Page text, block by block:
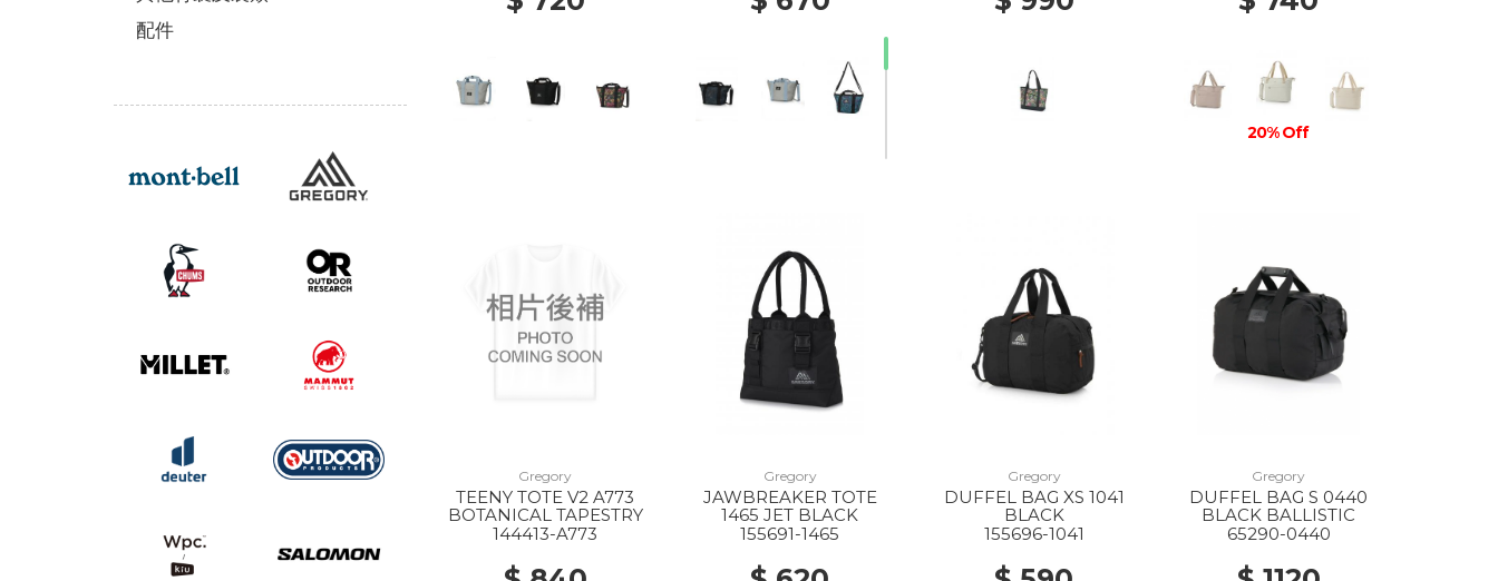
20% Off
Gregory
TEENY TOTE V2 A773
BOTANICAL TAPESTRY
144413-A773
Gregory
JAWBREAKER TOTE
1465 JET BLACK
155691-1465
Gregory
DUFFEL BAG XS 1041
BLACK
155696-1041
Gregory
DUFFEL BAG S 0440
BLACK BALLISTIC
65290-0440
配件